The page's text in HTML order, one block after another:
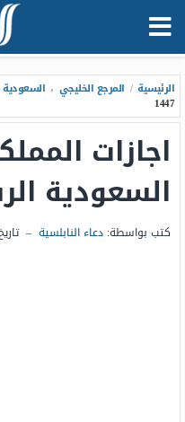
الرئيسية / المرجع الخليجي ، السعودية
1447
اجازات
السعودية
كتب بواسطة: دعاء النابلسية –